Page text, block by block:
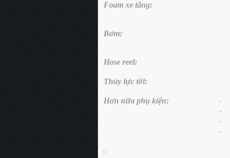
Foam xe tăng:
Bơm:
Hose reel:
Thủy lực tời:
Hơn nữa phụ kiện:
·
·
·
·